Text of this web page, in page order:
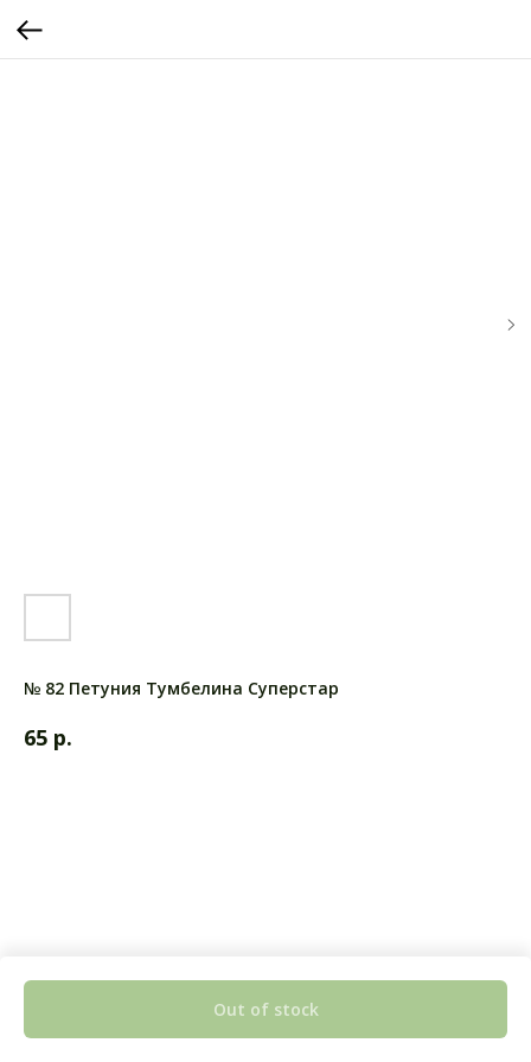
№ 82 Петуния Тумбелина Суперстар
65 р.
Out of stock